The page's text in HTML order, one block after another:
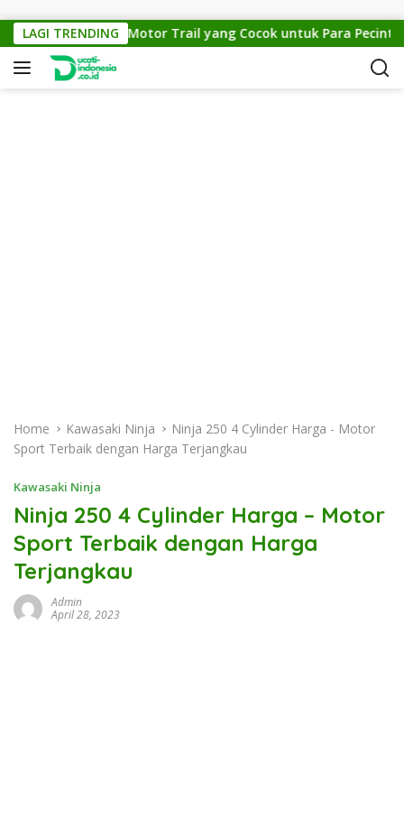
LAGI TRENDING
KTM Cross 150: Motor Trail yang Cocok untuk Para Pecinta
Home Kawasaki Ninja
Ninja 250 4 Cylinder Harga - Motor
Sport Terbaik dengan Harga Terjangkau
Kawasaki Ninja
Ninja 250 4 Cylinder Harga – Motor
Sport Terbaik dengan Harga
Terjangkau
Admin
April 28, 2023